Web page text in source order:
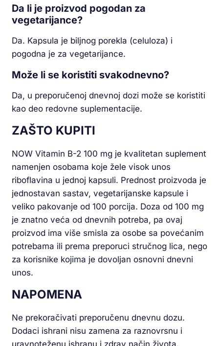
Da li je proizvod pogodan za
vegetarijance?
Da. Kapsula je biljnog porekla (celuloza) i
pogodna je za vegetarijance.
Može li se koristiti svakodnevno?
Da, u preporučenoj dnevnoj dozi može se koristiti
kao deo redovne suplementacije.
ZAŠTO KUPITI
NOW Vitamin B-2 100 mg je kvalitetan suplement
namenjen osobama koje žele visok unos
riboflavina u jednoj kapsuli. Prednost proizvoda je
jednostavan sastav, vegetarijanske kapsule i
veliko pakovanje od 100 porcija. Doza od 100 mg
je znatno veća od dnevnih potreba, pa ovaj
proizvod ima više smisla za osobe sa povećanim
potrebama ili prema preporuci stručnog lica, nego
za korisnike kojima je dovoljan osnovni dnevni
unos.
NAPOMENA
Ne prekoračivati preporučenu dnevnu dozu.
Dodaci ishrani nisu zamena za raznovrsnu i
uravnoteženu ishranu i zdrav način života.